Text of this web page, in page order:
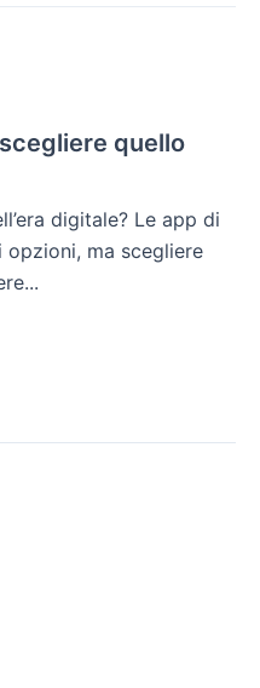
quello
digitale? Le app di
opzioni, ma scegliere